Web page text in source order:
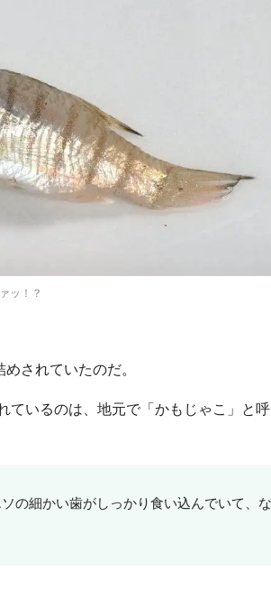
ッ！？
されていたのだ。
いるのは、地元で「かもじゃこ」と
の細かい歯がしっかり食い込んでいて、